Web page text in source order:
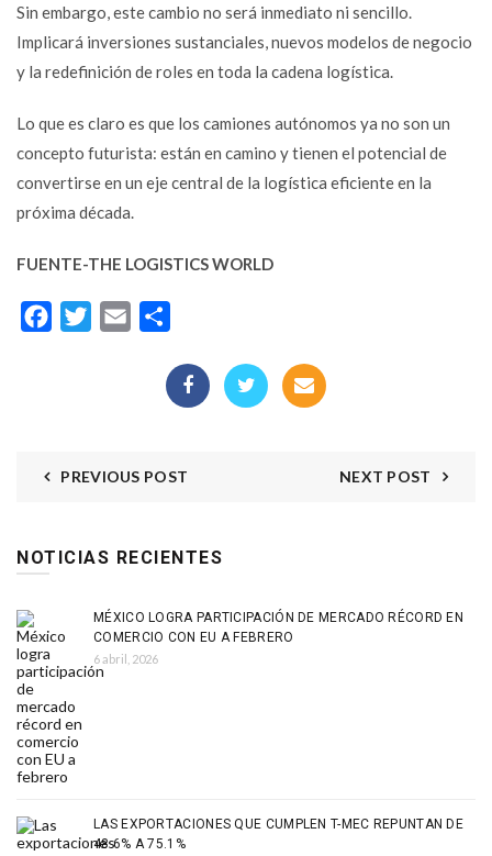
Sin embargo, este cambio no será inmediato ni sencillo.
Implicará inversiones sustanciales, nuevos modelos de negocio
y la redefinición de roles en toda la cadena logística.
Lo que es claro es que los camiones autónomos ya no son un
concepto futurista: están en camino y tienen el potencial de
convertirse en un eje central de la logística eficiente en la
próxima década.
FUENTE-THE LOGISTICS WORLD
FacebookTwitterEmail
PREVIOUS POST NEXT POST
NOTICIAS RECIENTES
MÉXICO LOGRA PARTICIPACIÓN DE MERCADO RÉCORD EN
COMERCIO CON EU A FEBRERO
6 abril, 2026
LAS EXPORTACIONES QUE CUMPLEN T-MEC REPUNTAN DE
48.6% A 75.1%